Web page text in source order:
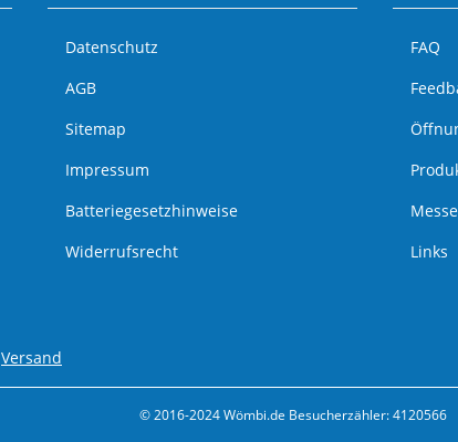
Datenschutz
AGB
Sitemap
Impressum
Batteriegesetzhinweise
Widerrufsrecht
FAQ
Links
Versand
© 2016-2024 Wömbi.de Besucherzähler: 4120566